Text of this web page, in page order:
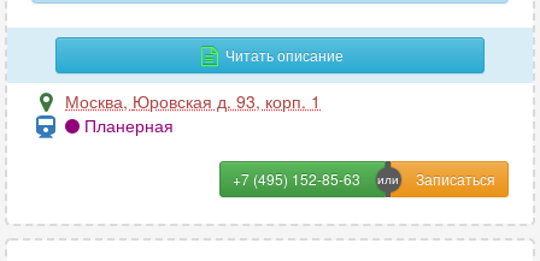
Читать описание
Москва, Юровская д. 93, корп. 1
Планерная
+7 (495) 152-85-63